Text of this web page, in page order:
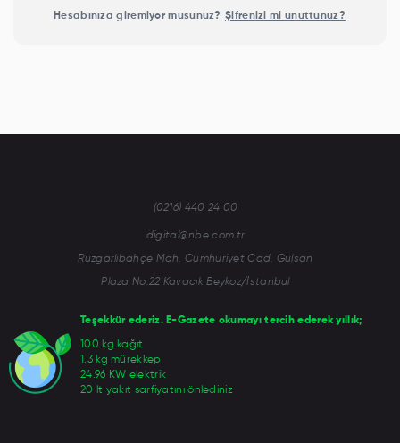
Hesabınıza giremiyor musunuz? Şifrenizi mi unuttunuz?
Teşekkür ederiz. E-Gazete okumayı tercih ederek yıllık;
100 kg kağıt
1.3 kg mürekkep
24.96 KW elektrik
20 lt yakıt sarfiyatını önlediniz
(0216) 440 24 00
digital@nbe.com.tr
Rüzgarlıbahçe Mah. Cumhuriyet Cad. Gülsan
Plaza No:22 Kavacık Beykoz/İstanbul